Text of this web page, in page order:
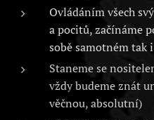
Ovládáním všech
a pocitů, začínáme
sobě samotném tak
Staneme se
vždy budeme znát
věčnou, absolutní)